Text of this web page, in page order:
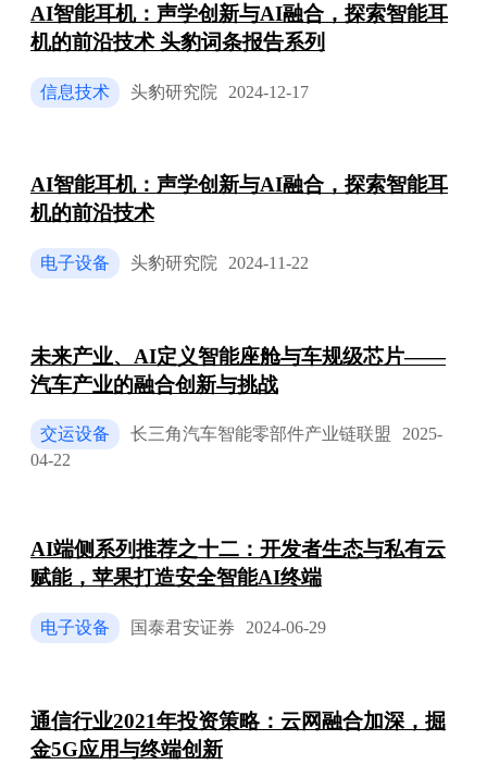
AI智能耳机：声学创新与AI融合，探索智能耳
机的前沿技术 头豹词条报告系列
信息技术 头豹研究院 2024-12-17
AI智能耳机：声学创新与AI融合，探索智能耳
机的前沿技术
电子设备 头豹研究院 2024-11-22
未来产业、AI定义智能座舱与车规级芯片——
汽车产业的融合创新与挑战
交运设备 长三角汽车智能零部件产业链联盟
2025-
04-22
AI端侧系列推荐之十二：开发者生态与私有云
赋能，苹果打造安全智能AI终端
电子设备 国泰君安证券 2024-06-29
通信行业2021年投资策略：云网融合加深，掘
金5G应用与终端创新